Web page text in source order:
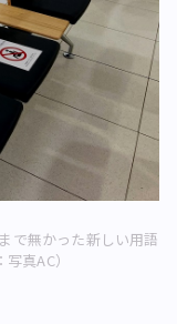
で無かった新しい用語
真AC）